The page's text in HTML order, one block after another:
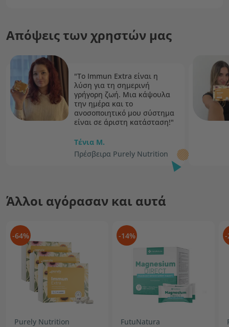
Απόψεις των χρηστών μας
"Το Immun Extra είναι η
λύση για τη σημερινή
γρήγορη ζωή. Μια κάψουλα
την ημέρα και το
ανοσοποιητικό μου σύστημα
είναι σε άριστη κατάσταση!"
Τένια M.
Πρέσβειρα Purely Nutrition
Άλλοι αγόρασαν και αυτά
-64%
Purely Nutrition
-14%
FutuNatura
-